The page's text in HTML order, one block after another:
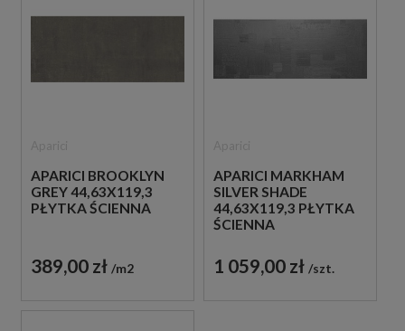
APARICI BROOKLYN
GREY 44,63X119,3
PŁYTKA ŚCIENNA
389,00 zł m2
APARICI MARKHAM
SILVER SHADE
44,63X119,3 PŁYTKA
ŚCIENNA
1 059,00 zł szt.